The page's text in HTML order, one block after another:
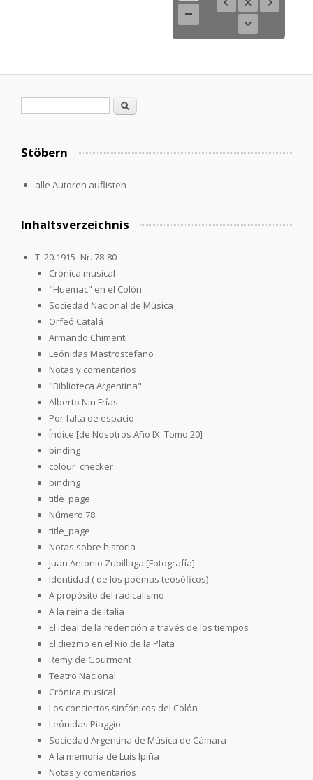
Search
Stöbern
alle Autoren auflisten
Inhaltsverzeichnis
T. 20.1915=Nr. 78-80
Crónica musical
"Huemac" en el Colón
Sociedad Nacional de Música
Orfeó Catalá
Armando Chimenti
Leónidas Mastrostefano
Notas y comentarios
"Biblioteca Argentina"
Alberto Nin Frías
Por falta de espacio
Índice [de Nosotros Año IX. Tomo 20]
binding
colour_checker
binding
title_page
Número 78
title_page
Notas sobre historia
Juan Antonio Zubillaga [Fotografía]
Identidad ( de los poemas teosóficos)
A propósito del radicalismo
A la reina de Italia
El ideal de la redención a través de los tiempos
El diezmo en el Río de la Plata
Remy de Gourmont
Teatro Nacional
Crónica musical
Los conciertos sinfónicos del Colón
Leónidas Piaggio
Sociedad Argentina de Música de Cámara
A la memoria de Luis Ipiña
Notas y comentarios